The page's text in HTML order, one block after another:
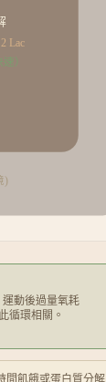
Lac
）
)
動後過量氧耗
循環相關。